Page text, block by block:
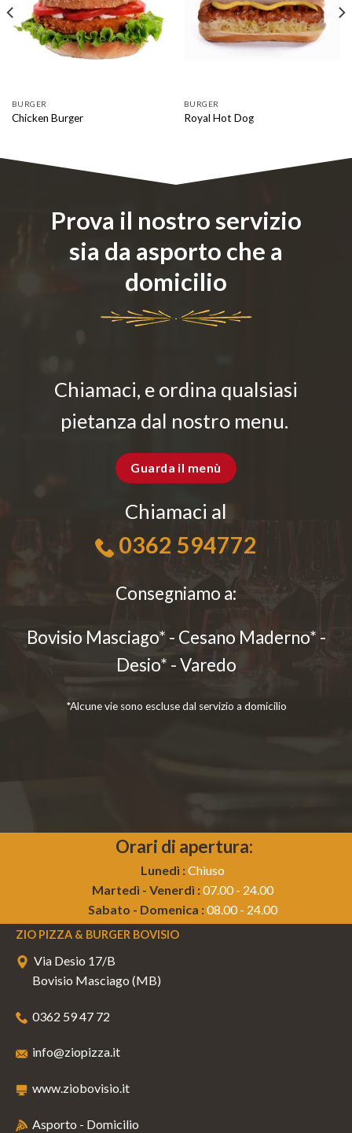
BURGER
Chicken Burger
BURGER
Royal Hot Dog
Prova il nostro servizio
sia da asporto che a
domicilio
Chiamaci, e ordina qualsiasi
pietanza dal nostro menu.
Guarda il menù
Chiamaci al
0362 594772
Consegniamo a:
Bovisio Masciago* - Cesano Maderno* -
Desio* - Varedo
*Alcune vie sono escluse dal servizio a domicilio
Orari di apertura:
Lunedì :Chiuso
Martedì - Venerdì :07.00 - 24.00
Sabato - Domenica :08.00 - 24.00
ZIO PIZZA & BURGER BOVISIO
Via Desio 17/B
Bovisio Masciago (MB)
0362 59 47 72
info@ziopizza.it
www.ziobovisio.it
Asporto - Domicilio